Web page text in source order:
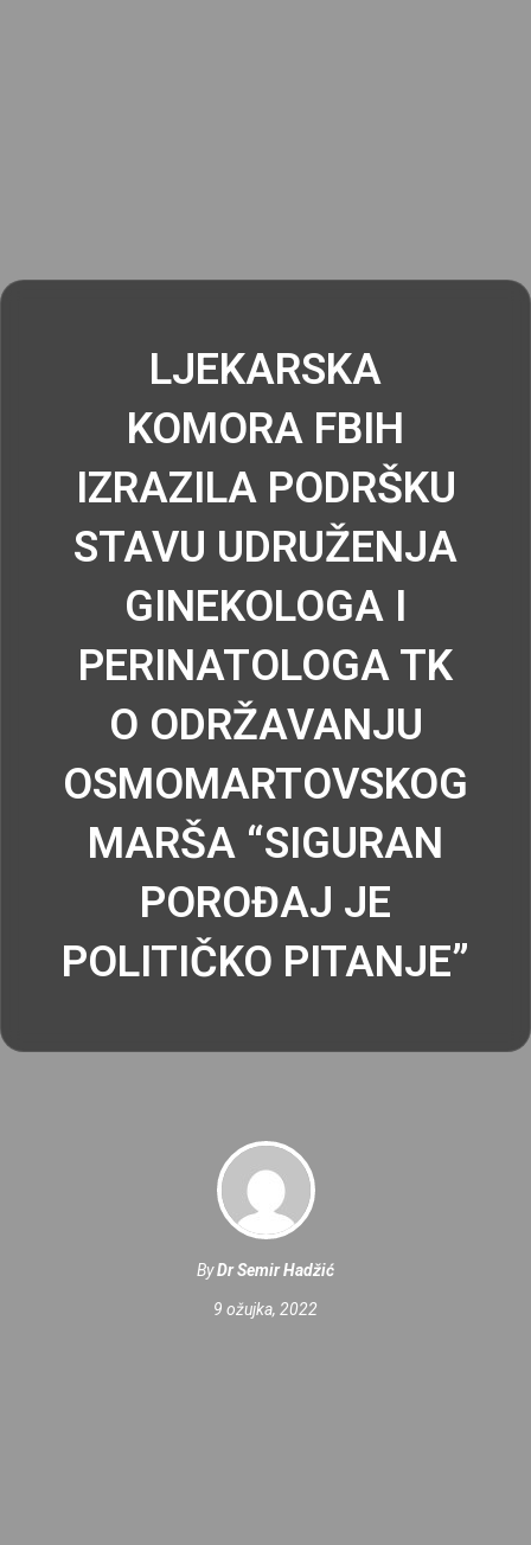
LJEKARSKA
KOMORA FBIH
IZRAZILA PODRŠKU
STAVU UDRUŽENJA
GINEKOLOGA I
PERINATOLOGA TK
O ODRŽAVANJU
OSMOMARTOVSKOG
MARŠA “SIGURAN
POROĐAJ JE
POLITIČKO PITANJE”
ByDr Semir Hadžić
9 ožujka, 2022